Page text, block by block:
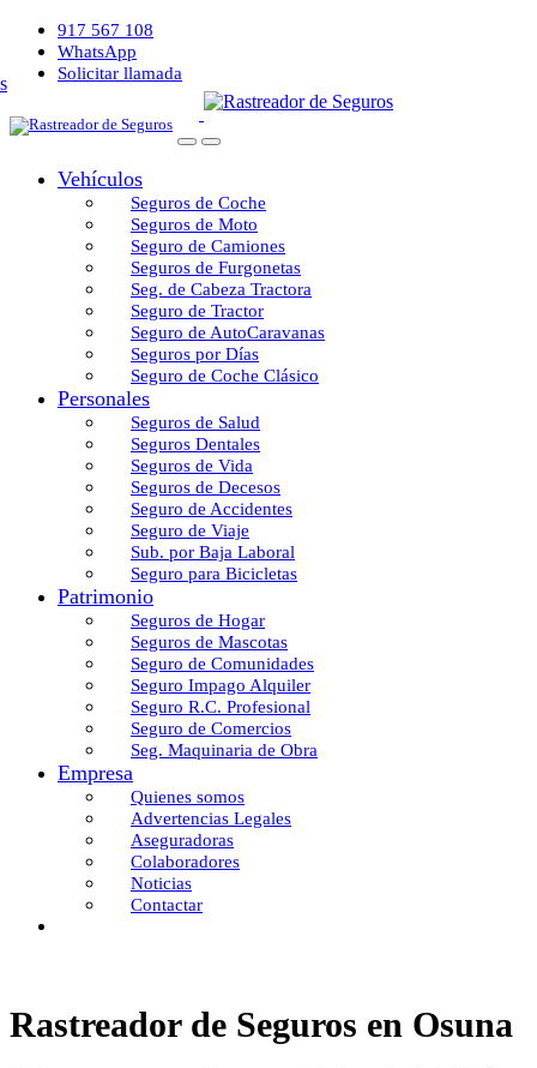
917 567 108
WhatsApp
Solicitar llamada
Vehículos
Seguros de Coche
Seguros de Moto
Seguro de Camiones
Seguros de Furgonetas
Seg. de Cabeza Tractora
Seguro de Tractor
Seguro de AutoCaravanas
Seguros por Días
Seguro de Coche Clásico
Personales
Seguros de Salud
Seguros Dentales
Seguros de Vida
Seguros de Decesos
Seguro de Accidentes
Seguro de Viaje
Sub. por Baja Laboral
Seguro para Bicicletas
Patrimonio
Seguros de Hogar
Seguros de Mascotas
Seguro de Comunidades
Seguro Impago Alquiler
Seguro R.C. Profesional
Seguro de Comercios
Seg. Maquinaria de Obra
Empresa
Quienes somos
Advertencias Legales
Aseguradoras
Colaboradores
Noticias
Contactar
Rastreador de Seguros en Osuna